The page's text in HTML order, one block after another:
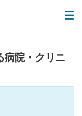
病院・クリニ